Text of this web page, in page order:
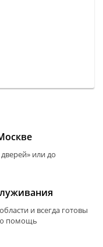
или до
и всегда готовы
помощь